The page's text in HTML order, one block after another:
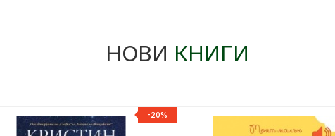
НОВИ КНИГИ
-20%